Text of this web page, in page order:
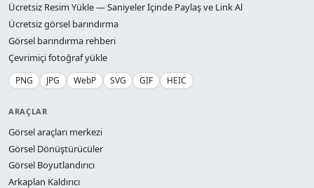
Ücretsiz Resim Yükle — Saniyeler İçinde Paylaş ve Link Al
Ücretsiz görsel barındırma
Görsel barındırma rehberi
Çevrimiçi fotoğraf yükle
PNG JPG WebP SVG GIF HEIC
ARAÇLAR
Görsel araçları merkezi
Görsel Dönüştürücüler
Görsel Boyutlandırıcı
Arkaplan Kaldırıcı